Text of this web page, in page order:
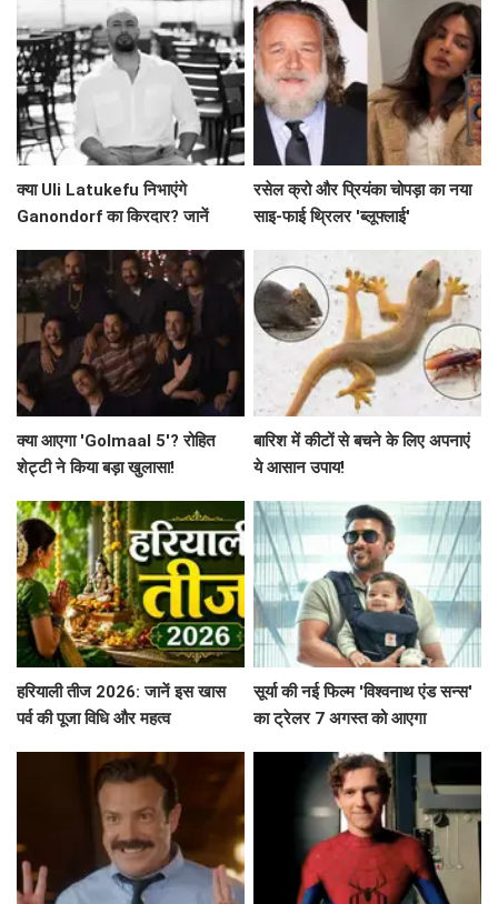
क्या Uli Latukefu निभाएंगे
Ganondorf का किरदार? जानें
रसेल क्रो और प्रियंका चोपड़ा का नया
साइ-फाई थ्रिलर 'ब्लूफ्लाई'
क्या आएगा 'Golmaal 5'? रोहित
शेट्टी ने किया बड़ा खुलासा!
बारिश में कीटों से बचने के लिए अपनाएं
ये आसान उपाय!
हरियाली तीज 2026: जानें इस खास
पर्व की पूजा विधि और महत्व
सूर्या की नई फिल्म 'विश्वनाथ एंड सन्स'
का ट्रेलर 7 अगस्त को आएगा